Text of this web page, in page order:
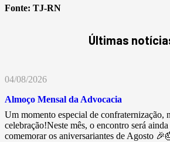
Fonte: TJ-RN
Últimas
04/08/2026
Almoço Mensal da Advocacia
Um momento especial de confraternização,
celebração!Neste mês, o encontro será
comemorar os aniversariantes de Agosto